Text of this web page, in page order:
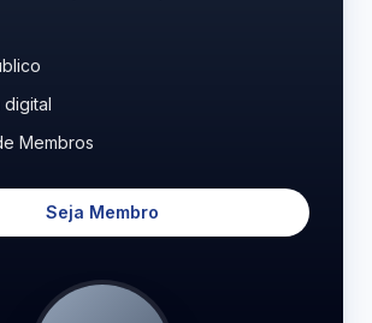
digital
Membros
Seja Membro